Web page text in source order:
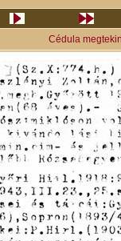
Cédula